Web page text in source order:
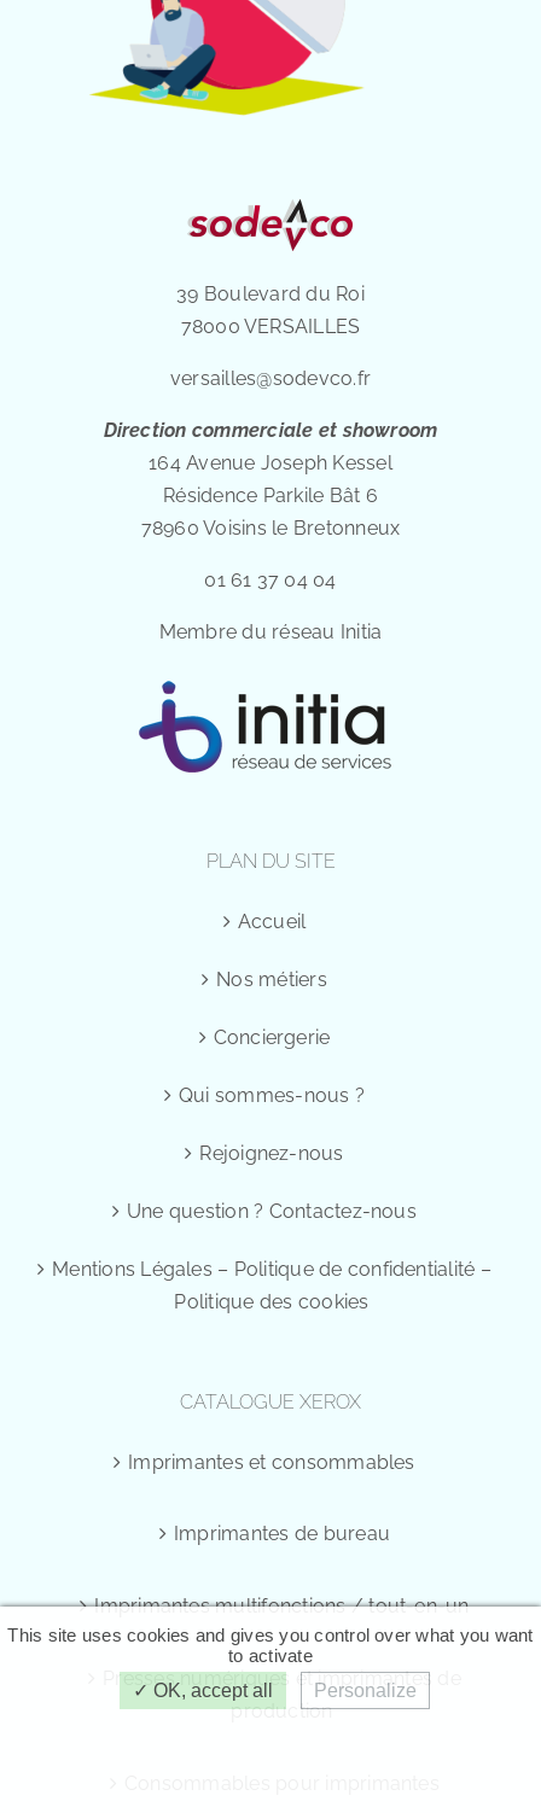
39 Boulevard du Roi
78000 VERSAILLES
versailles@sodevco.fr
Direction commerciale et showroom
164 Avenue Joseph Kessel
Résidence Parkile Bât 6
78960 Voisins le Bretonneux
01 61 37 04 04
Membre du réseau Initia
PLAN DU SITE
Accueil
Nos métiers
Conciergerie
Qui sommes-nous ?
Rejoignez-nous
Une question ? Contactez-nous
Mentions Légales – Politique de confidentialité –
Politique des cookies
CATALOGUE XEROX
Imprimantes et consommables
Imprimantes de bureau
Imprimantes multifonctions / tout-en-un
Presses numériques et imprimantes de
production
This site uses cookies and gives you control over what you want
to activate
OK, accept all
Personalize